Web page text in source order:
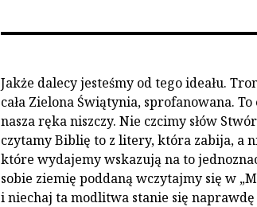
Jakże dalecy jesteśmy od tego ideału.
cała Zielona Świątynia, sprofanowana.
nasza ręka niszczy. Nie czcimy słów
czytamy Biblię to z litery, która zabija, a
które wydajemy wskazują na to
sobie ziemię poddaną wczytajmy się w
i niechaj ta modlitwa stanie się naprawdę